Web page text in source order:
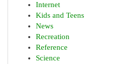
Internet
Kids and Teens
News
Recreation
Reference
Science